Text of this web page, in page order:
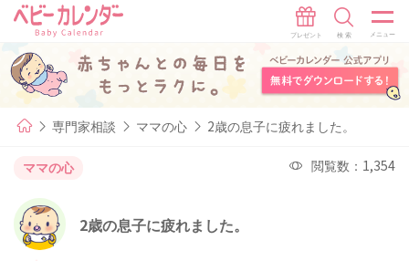
専門家相談 ママの心 2歳の息子に疲れました。
ママの心 閲覧数：1,354
2歳の息子に疲れました。